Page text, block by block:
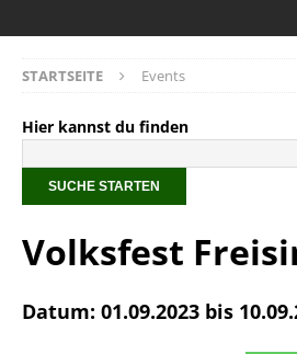
STARTSEITE Events
Hier kannst du finden
Volksfest
Datum: 01.09.2023 bis